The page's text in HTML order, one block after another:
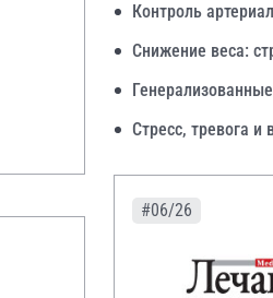
Контроль
Снижение веса:
Стресс, тревога и
#06/26